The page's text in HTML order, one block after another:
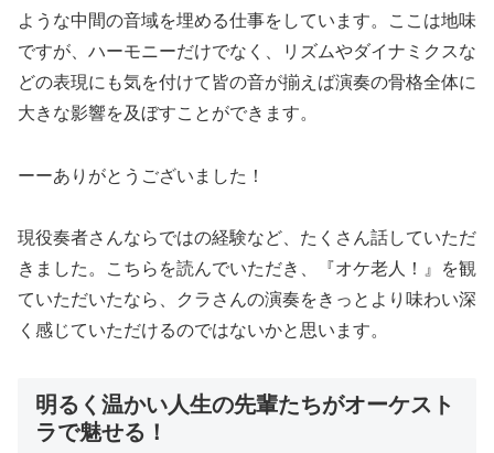
ような中間の音域を埋める仕事をしています。ここは地味
ですが、ハーモニーだけでなく、リズムやダイナミクスな
どの表現にも気を付けて皆の音が揃えば演奏の骨格全体に
大きな影響を及ぼすことができます。
ーーありがとうございました！
現役奏者さんならではの経験など、たくさん話していただ
きました。こちらを読んでいただき、『オケ老人！』を観
ていただいたなら、クラさんの演奏をきっとより味わい深
く感じていただけるのではないかと思います。
明るく温かい人生の先輩たちがオーケスト
ラで魅せる！